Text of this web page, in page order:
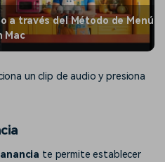
a través del Método de Menú
Mac
un clip de audio y presiona
te permite establecer